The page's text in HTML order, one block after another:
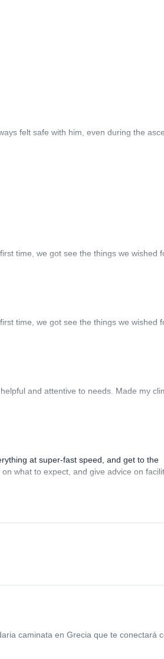
felt safe with him, even during the
time, we got see the things we wished
time, we got see the things we wished
and attentive to needs. Made my
at super-fast speed, and get to the
what to expect, and give advice on
caminata en Grecia que te conectará